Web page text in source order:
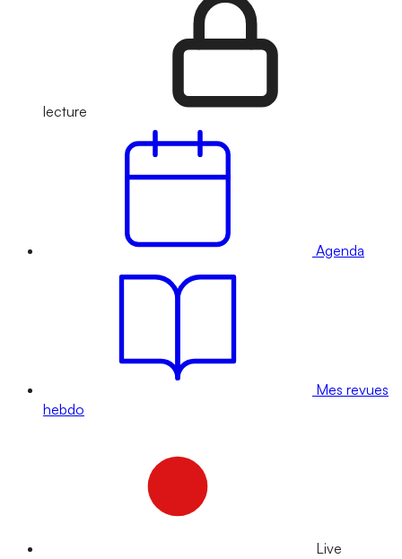
lecture
Agenda
Mes revues
hebdo
Live